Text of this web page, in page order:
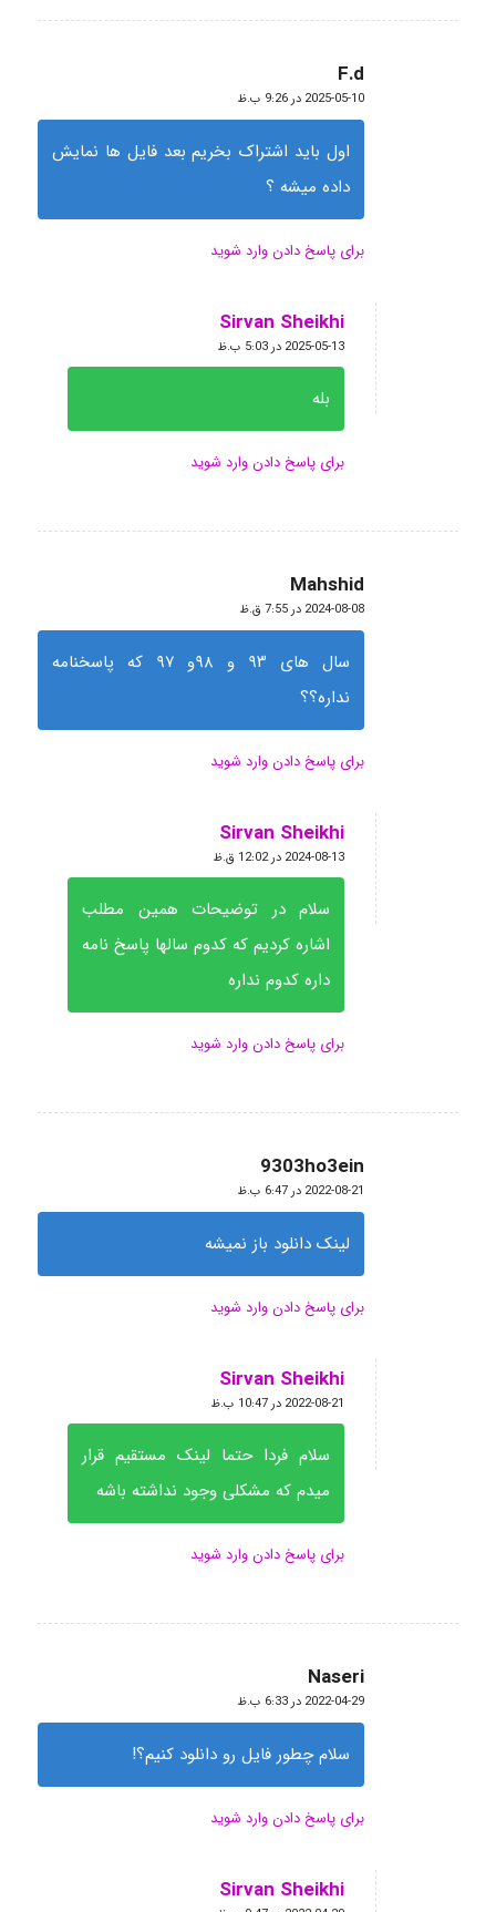
F.d
گفته:
2025-05-10 در 9:26 ب.ظ
اول باید اشتراک بخریم بعد فایل ها نمایش
داده میشه ؟
برای پاسخ دادن وارد شوید
Sirvan Sheikhi
گفته:
2025-05-13 در 5:03 ب.ظ
بله
برای پاسخ دادن وارد شوید
Mahshid
گفته:
2024-08-08 در 7:55 ق.ظ
سال های ۹۳ و ۹۸و ۹۷ که پاسخنامه
نداره؟؟
برای پاسخ دادن وارد شوید
Sirvan Sheikhi
گفته:
2024-08-13 در 12:02 ق.ظ
سلام در توضیحات همین مطلب
اشاره کردیم که کدوم سالها پاسخ نامه
داره کدوم نداره
برای پاسخ دادن وارد شوید
9303ho3ein
گفته:
2022-08-21 در 6:47 ب.ظ
لینک دانلود باز نمیشه
برای پاسخ دادن وارد شوید
Sirvan Sheikhi
گفته:
2022-08-21 در 10:47 ب.ظ
سلام فردا حتما لینک مستقیم قرار
میدم که مشکلی وجود نداشته باشه
برای پاسخ دادن وارد شوید
Naseri
گفته:
2022-04-29 در 6:33 ب.ظ
سلام چطور فایل رو دانلود کنیم؟!
برای پاسخ دادن وارد شوید
Sirvan Sheikhi